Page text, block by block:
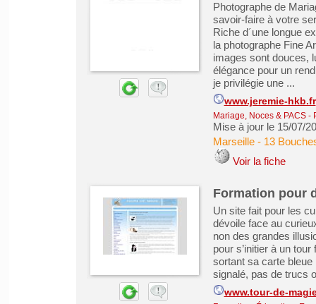
Photographe de
savoir-faire à votre
Riche d´une longue
la photographe Fine
images sont douces,
élégance pour un
je privilégie une ...
www.jeremie-hkb.fr
Mariage, Noces & PACS-
Mise à jour le 15/07/
Marseille- 13
Voir la fiche
Formation pour
Un site fait pour les
dévoile face au
non des grandes
pour s’initier à un
sortant sa carte
signalé, pas de trucs
www.tour-de-